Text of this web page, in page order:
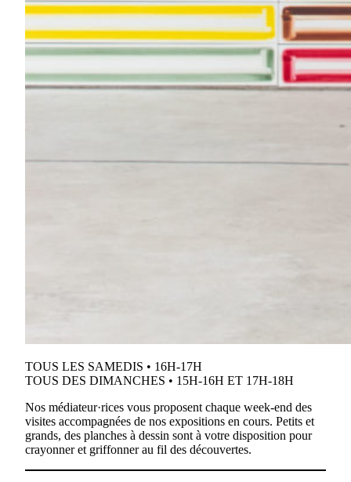
TOUS LES SAMEDIS • 16H-17H
TOUS DES DIMANCHES • 15H-16H ET 17H-18H
Nos médiateur·rices vous proposent chaque week-end des
visites accompagnées de nos expositions en cours. Petits et
grands, des planches à dessin sont à votre disposition pour
crayonner et griffonner au fil des découvertes.